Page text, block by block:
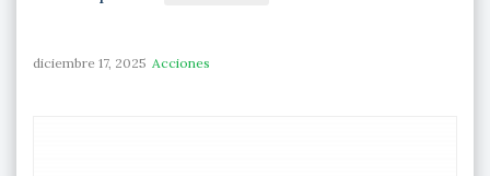
diciembre 17, 2025 Acciones